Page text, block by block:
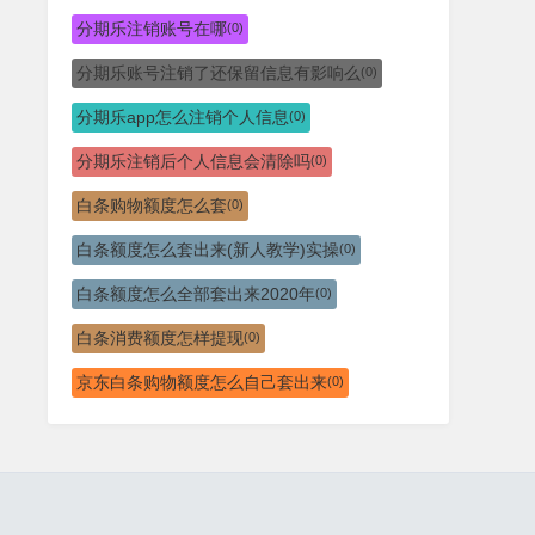
分期乐注销账号在哪(0)
分期乐账号注销了还保留信息有影响么 (0)
分期乐app怎么注销个人信息(0)
分期乐注销后个人信息会清除吗(0)
白条购物额度怎么套(0)
白条额度怎么套出来(新人教学)实操(0)
白条额度怎么全部套出来2020年(0)
白条消费额度怎样提现(0)
京东白条购物额度怎么自己套出来(0)